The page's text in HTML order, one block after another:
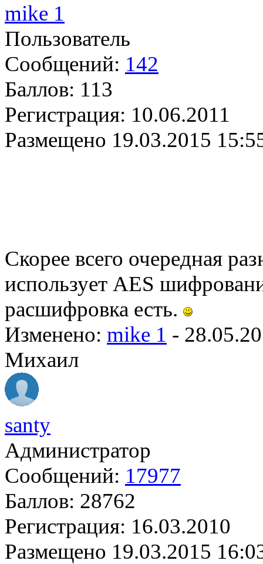
mike 1
Пользователь
Сообщений: 142
Баллов: 113
Регистрация: 10.06.2011
Размещено 19.03.2015
Скорее всего очередная
использует AES
расшифровка есть.
Изменено: mike 1 -
Михаил
santy
Администратор
Сообщений: 17977
Баллов: 28762
Регистрация: 16.03.2010
Размещено 19.03.2015